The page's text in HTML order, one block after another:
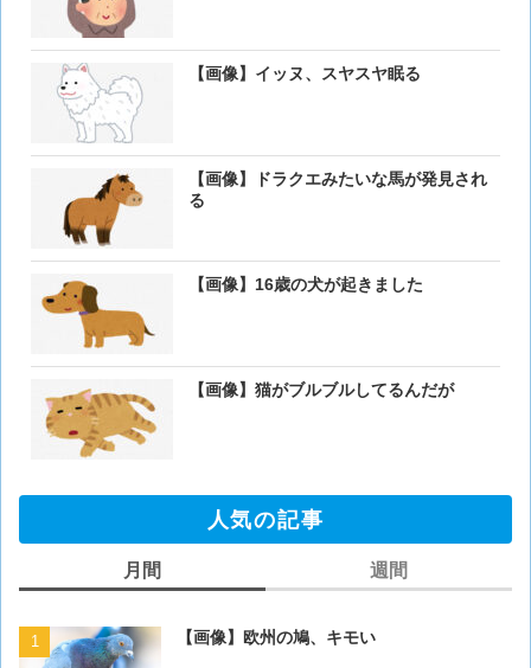
【画像】イッヌ、スヤスヤ眠る
【画像】ドラクエみたいな馬が発見され
る
【画像】16歳の犬が起きました
【画像】猫がブルブルしてるんだが
人気の記事
月間
【画像】欧州の鳩、キモい
週間
【画像】欧州の鳩、キモい